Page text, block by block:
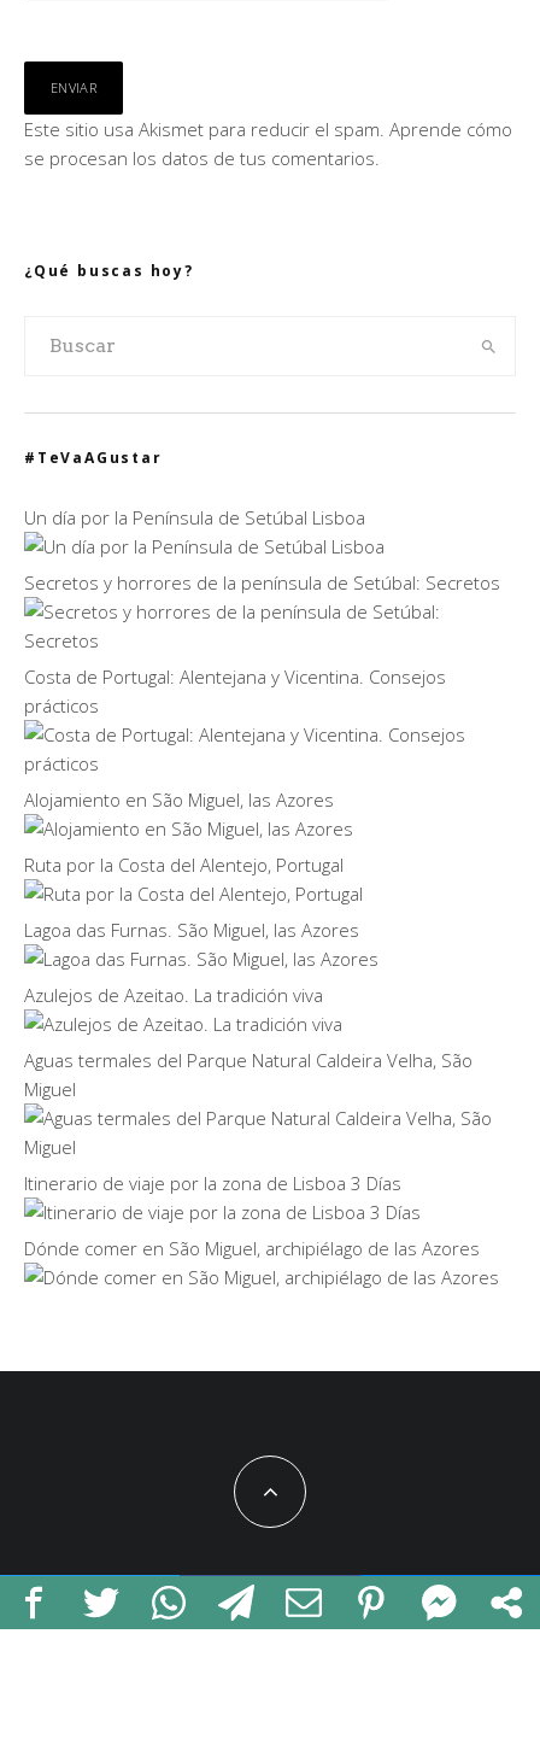
Este sitio usa Akismet para reducir el spam. Aprende cómo
se procesan los datos de tus comentarios.
¿Qué buscas hoy?
#TeVaAGustar
Un día por la Península de Setúbal Lisboa
Secretos y horrores de la península de Setúbal: Secretos
Costa de Portugal: Alentejana y Vicentina. Consejos
prácticos
Alojamiento en São Miguel, las Azores
Ruta por la Costa del Alentejo, Portugal
Lagoa das Furnas. São Miguel, las Azores
Azulejos de Azeitao. La tradición viva
Aguas termales del Parque Natural Caldeira Velha, São
Miguel
Itinerario de viaje por la zona de Lisboa 3 Días
Dónde comer en São Miguel, archipiélago de las Azores